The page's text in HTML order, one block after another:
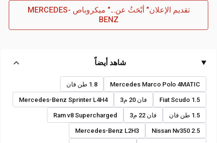
تقديم الإعلان" أبْحَثُ عن..." ميكروباص MERCEDES-
BENZ
شاهد أيضاً
Mercedes Marco Polo 4MATIC 1.8 طن فان
Fiat Scudo 1.5 فان 20 م3 Mercedes-Benz Sprinter L4H4
1.5 طن فان فان 22 م3 Ram v8 Supercharged
Nissan Nv350 2.5
Mercedes-Benz L2H3